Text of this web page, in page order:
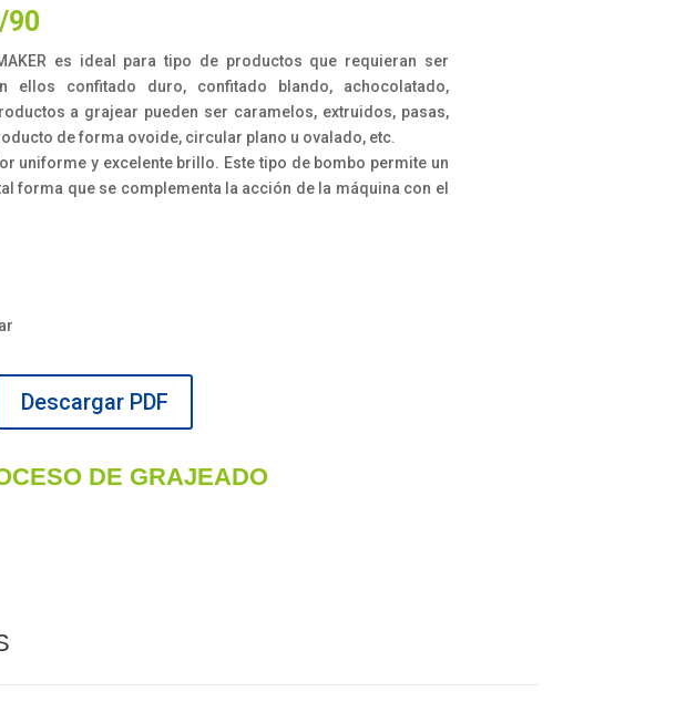
90
es ideal para tipo de productos que requieran ser
ellos confitado duro, confitado blando, achocolatado,
a grajear pueden ser caramelos, extruidos, pasas,
de forma ovoide, circular plano u ovalado, etc.
uniforme y excelente brillo. Este tipo de bombo permite un
forma que se complementa la acción de la máquina con el
Descargar PDF
DE GRAJEADO